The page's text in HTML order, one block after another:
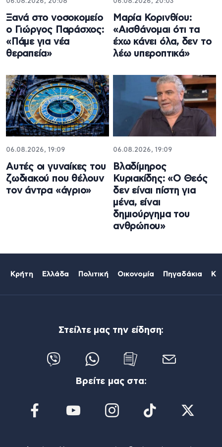
Ξανά στο νοσοκομείο
ο Γιώργος Παράσχος:
«Πάμε για νέα
θεραπεία»
Μαρία Κορινθίου:
«Αισθάνομαι ότι τα
έχω κάνει όλα, δεν το
λέω υπεροπτικά»
06.08.2026, 19:09
Αυτές οι γυναίκες του
ζωδιακού που θέλουν
τον άντρα «άγριο»
06.08.2026, 19:09
Βλαδίμηρος
Κυριακίδης: «Ο Θεός
δεν είναι πίστη για
μένα, είναι
δημιούργημα του
ανθρώπου»
Κρήτη Ελλάδα Πολιτική Οικονομία Πηγαδάκια
Στείλτε μας την είδηση:
Βρείτε μας στα: